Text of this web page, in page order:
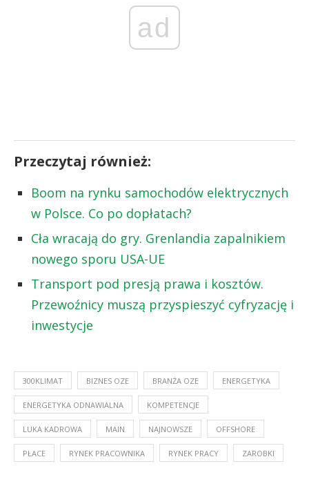
ad
Przeczytaj również:
Boom na rynku samochodów elektrycznych
w Polsce. Co po dopłatach?
Cła wracają do gry. Grenlandia zapalnikiem
nowego sporu USA-UE
Transport pod presją prawa i kosztów.
Przewoźnicy muszą przyspieszyć cyfryzację i
inwestycje
300KLIMAT BIZNES OZE BRANŻA OZE ENERGETYKA
ENERGETYKA ODNAWIALNA KOMPETENCJE
LUKA KADROWA MAIN NAJNOWSZE OFFSHORE
PŁACE RYNEK PRACOWNIKA RYNEK PRACY ZAROBKI